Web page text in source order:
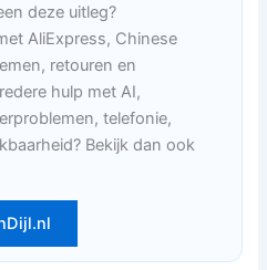
deze uitleg?
AliExpress, Chinese
retouren en
hulp met AI,
telefonie,
Bekijk dan ook